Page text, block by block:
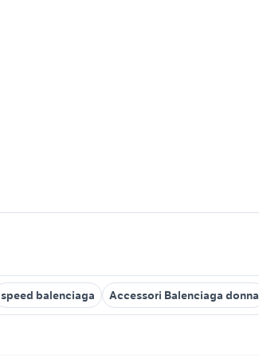
speed balenciaga Accessori Balenciaga donna